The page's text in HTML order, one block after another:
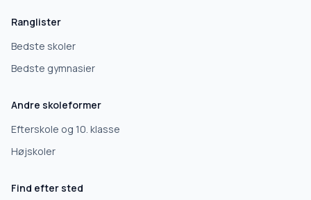
Hvad leder du efter?
Vi bruger dit valg til at stille de rigtige spørgsmål.
Grundskole
10. klasse
Ranglister
Bedste skoler
Bedste gymnasier
Andre skoleformer
Efterskole og 10. klasse
Højskoler
Find efter sted